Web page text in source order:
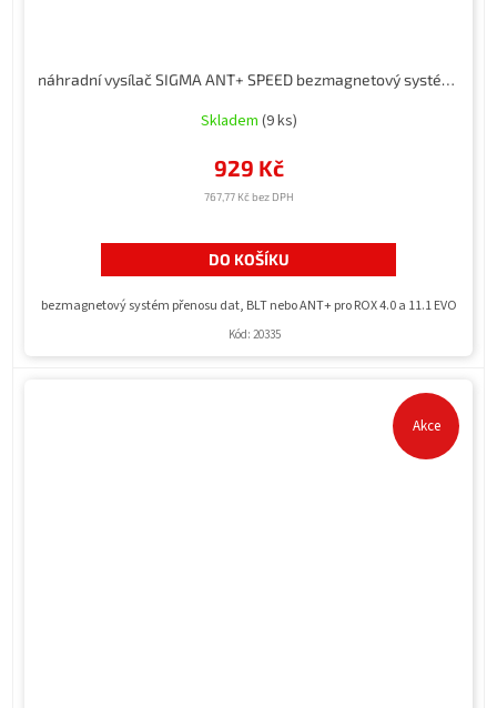
náhradní vysílač SIGMA ANT+ SPEED bezmagnetový systém pro ROX 4.0 a 11.1 EVO
Skladem (9 ks)
767,77 Kč bez DPH
929 Kč
DO KOŠÍKU
bezmagnetový systém přenosu dat, BLT nebo ANT+ pro ROX 4.0 a 11.1 EVO
Kód: 20335
Akce